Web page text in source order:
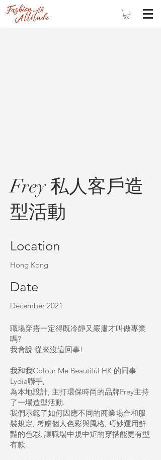
Frey 私人客戶造
型活動
Location
Hong Kong
Date
December 2021
職場穿搭一定得既冷靜又嚴肅才叫做專業
嗎?
我會說 從來沒這回事!
我和我Colour Me Beautiful HK 的同事
Lydia聯手,
為本地設計, 主打環保時尚的品牌Frey主持
了一場造型活動.
我們示範了如何因應不同的商業場合和服
裝規定, 考慮個人色彩與風格, 巧妙運用鮮
豔的色彩, 讓職場中規中矩的穿搭能更有型
有款.